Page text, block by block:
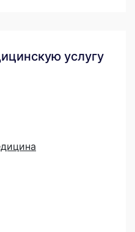
услугу